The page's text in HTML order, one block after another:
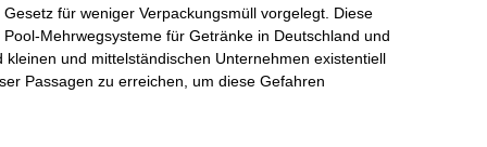
für weniger Verpackungsmüll vorgelegt. Diese
Mehrwegsysteme für Getränke in Deutschland und
und mittelständischen Unternehmen existentiell
Passagen zu erreichen, um diese Gefahren